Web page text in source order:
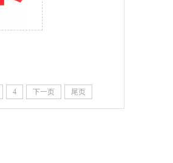
4 下一页 尾页